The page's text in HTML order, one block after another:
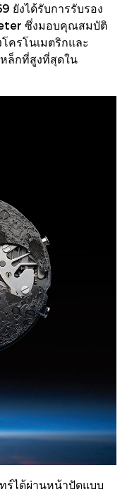
ยังได้รับการรับรอง
ซึ่งมอบคุณสมบัติ
ครโนเมตริกและ
ล็กที่สูงที่สุดใน
ร์ได้ผ่านหน้าปัดแบบ